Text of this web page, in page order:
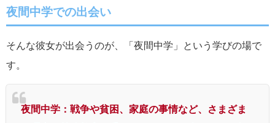
夜間中学での出会い
そんな彼女が出会うのが、「夜間中学」という学びの場で
す。
夜間中学：戦争や貧困、家庭の事情など、さまざま